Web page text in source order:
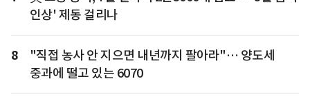
인상' 제동 걸리나
8
"직접 농사 안 지으면 내년까지 팔아라"… 양도세
중과에 떨고 있는 6070